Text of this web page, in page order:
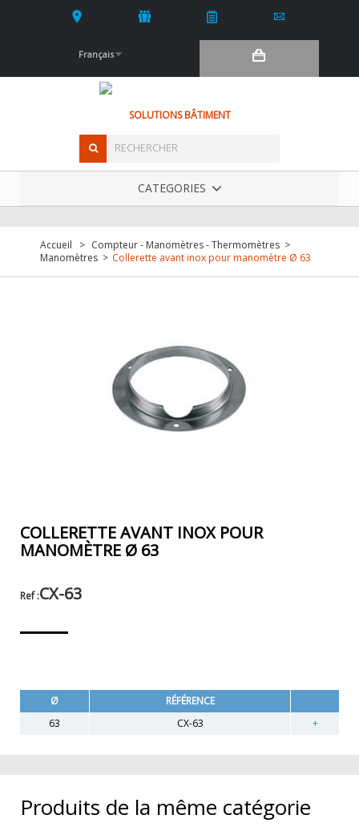
Français
SOLUTIONS BÂTIMENT
CATEGORIES
Accueil > Compteur - Manomètres - Thermomètres >
Manomètres > Collerette avant inox pour manomètre Ø 63
COLLERETTE AVANT INOX POUR
MANOMÈTRE Ø 63
Ref :CX-63
Ø
RÉFÉRENCE
63
CX-63
Produits de la même catégorie